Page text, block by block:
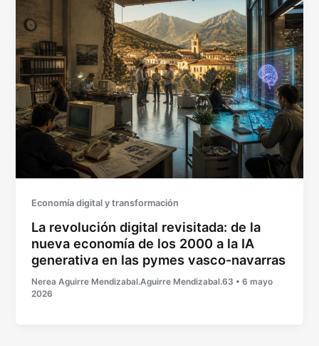
Economía digital y transformación
La revolución digital revisitada: de la
nueva economía de los 2000 a la IA
generativa en las pymes vasco-navarras
Nerea Aguirre Mendizabal.Aguirre Mendizabal.63 •6 mayo
2026